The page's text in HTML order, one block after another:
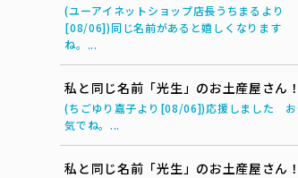
(ユーアイネットショップ店長うちまるより
[08/06])同じ名前があると嬉しくなります
ね。...
私と同じ名前「光生」のお土産屋さん！
(ちごゆり嘉子より[08/06])応援しました
気でね。...
私と同じ名前「光生」のお土産屋さん！